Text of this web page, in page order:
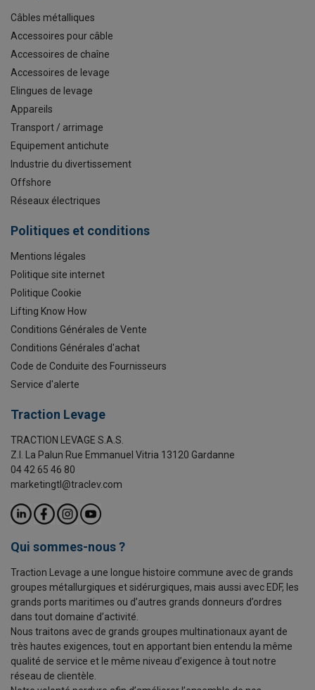
Câbles métalliques
Accessoires pour câble
Accessoires de chaîne
Accessoires de levage
Elingues de levage
Appareils
Transport / arrimage
Equipement antichute
Industrie du divertissement
Offshore
Réseaux électriques
Politiques et conditions
Mentions légales
Politique site internet
Politique Cookie
Lifting Know How
Conditions Générales de Vente
Conditions Générales d'achat
Code de Conduite des Fournisseurs
Service d'alerte
Traction Levage
TRACTION LEVAGE S.A.S.
Z.I. La Palun Rue Emmanuel Vitria 13120 Gardanne
04 42 65 46 80
marketingtl@traclev.com
Qui sommes-nous ?
Traction Levage a une longue histoire commune avec de grands
groupes métallurgiques et sidérurgiques, mais aussi avec EDF, les
grands ports maritimes ou d’autres grands donneurs d’ordres
dans tout domaine d’activité.
Nous traitons avec de grands groupes multinationaux ayant de
très hautes exigences, tout en apportant bien entendu la même
qualité de service et le même niveau d’exigence à tout notre
réseau de clientèle.